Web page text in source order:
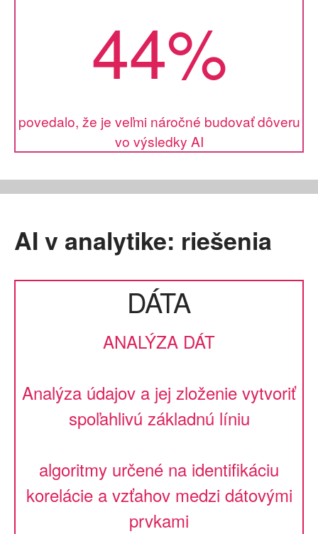
44%
povedalo, že je veľmi náročné budovať dôveru
vo výsledky AI
AI v analytike: riešenia
DÁTA
ANALÝZA DÁT
Analýza údajov a jej zloženie vytvoriť
spoľahlivú základnú líniu
algoritmy určené na identifikáciu
korelácie a vzťahov medzi dátovými
prvkami